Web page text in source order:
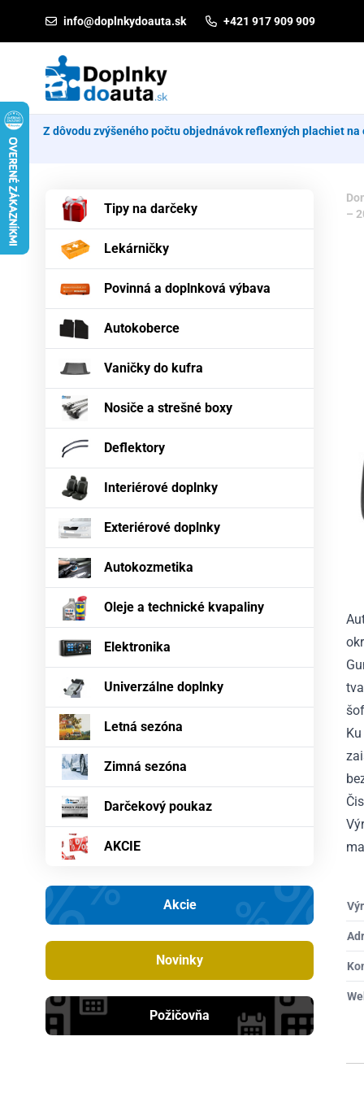
info@doplnkydoauta.sk +421 917 909 909
Z dôvodu zvýšeného počtu objednávok reflexných plachiet
Tipy na darčeky
Lekárničky
Povinná a doplnková výbava
Autokoberce
Vaničky do kufra
Nosiče a strešné boxy
Deflektory
Interiérové doplnky
Exteriérové doplnky
Autokozmetika
Oleje a technické kvapaliny
Elektronika
Univerzálne doplnky
Letná sezóna
Zimná sezóna
Darčekový poukaz
AKCIE
Akcie
Novinky
Požičovňa
–